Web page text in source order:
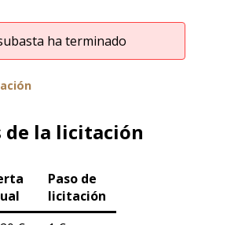
ha terminado
de la licitación
Paso de
licitación